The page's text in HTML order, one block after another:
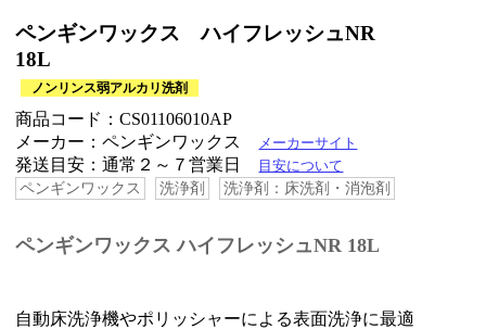
ペンギンワックス ハイフレッシュNR
18L
ノンリンス弱アルカリ洗剤
商品コード：CS01106010AP
メーカー：ペンギンワックス
メーカーサイト
発送目安：通常２～７営業日 目安について
ペンギンワックス 洗浄剤 洗浄剤：床洗剤・消泡剤
ペンギンワックス ハイフレッシュNR 18L
自動床洗浄機やポリッシャーによる表面洗浄に最適